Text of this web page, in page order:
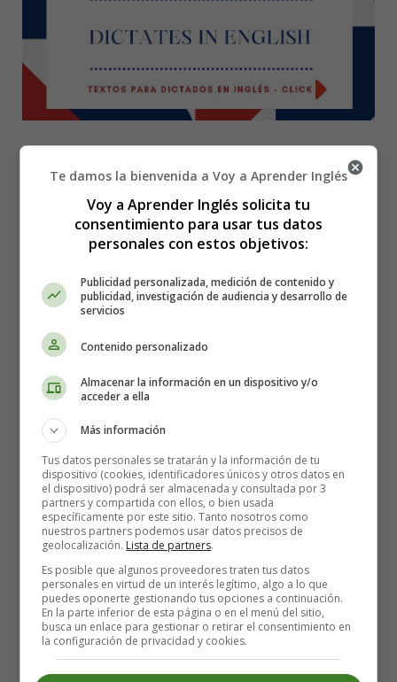
Valentine's Day 01 -
Dibujos San Valentín
Colorear en Inglés
Recursos Educativos en
Te damos la bienvenida a Voy a Aprender Inglés
Voy a Aprender Inglés solicita tu
consentimiento para usar tus datos
personales con estos objetivos:
Publicidad personalizada, medición de contenido y
publicidad, investigación de audiencia y desarrollo de
servicios
Contenido personalizado
Almacenar la información en un dispositivo y/o
acceder a ella
Más información
Tus datos personales se tratarán y la información de tu
dispositivo (cookies, identificadores únicos y otros datos en
el dispositivo) podrá ser almacenada y consultada por 3
partners y compartida con ellos, o bien usada
específicamente por este sitio. Tanto nosotros como
nuestros partners podemos usar datos precisos de
geolocalización. Lista de partners.
Es posible que algunos proveedores traten tus datos
personales en virtud de un interés legítimo, algo a lo que
puedes oponerte gestionando tus opciones a continuación.
En la parte inferior de esta página o en el menú del sitio,
busca un enlace para gestionar o retirar el consentimiento en
la configuración de privacidad y cookies.